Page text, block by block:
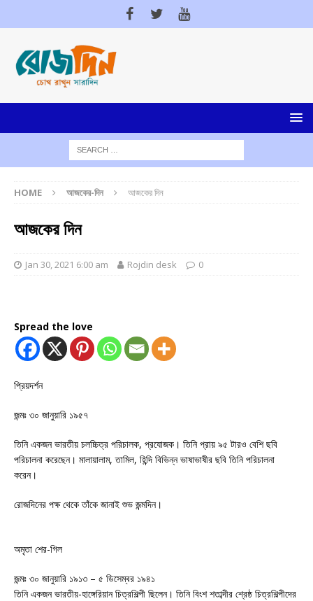
HOME আজকের-দিন আজকের দিন
আজকের দিন
Jan 30, 2021 6:00 am Rojdin desk 0
Spread the love
প্রিয়দর্শন
জন্মঃ ৩০ জানুয়ারি ১৯৫৭
তিনি একজন ভারতীয় চলচ্চিত্র পরিচালক, প্রযোজক। তিনি প্রায় ৯৫ টারও বেশি ছবি
পরিচালনা করেছেন। মালায়ালাম, তামিল, হিন্দি বিভিন্ন ভাষাভাষীর ছবি তিনি পরিচালনা
করেন।
রোজদিনের পক্ষ থেকে তাঁকে জানাই শুভ জন্মদিন।
অমৃতা শের-গিল
জন্মঃ ৩০ জানুয়ারি ১৯১৩ – ৫ ডিসেম্বর ১৯৪১
তিনি একজন ভারতীয়-হাঙ্গেরিয়ান চিত্রশিল্পী ছিলেন। তিনি বিংশ শতাব্দীর শ্রেষ্ঠ চিত্রশিল্পীদের